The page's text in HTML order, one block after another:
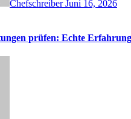
ChefschreiberJuni 16, 2026
prüfen: Echte